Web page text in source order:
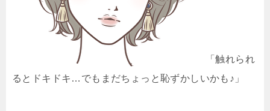
「触れられ
るとドキドキ…でもまだちょっと恥ずかしいかも♪」